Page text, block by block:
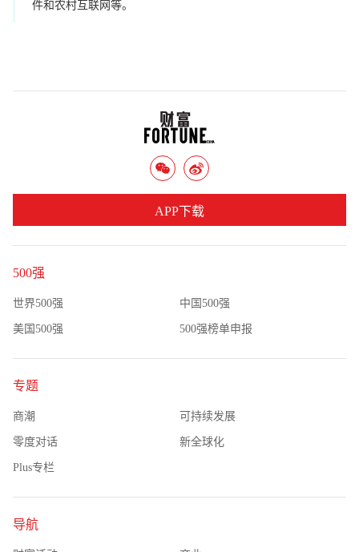
件和农村互联网等。
500强
世界500强 中国500强
美国500强 500强榜单申报
专题
商潮 可持续发展
零度对话 新全球化
Plus专栏
导航
APP下载